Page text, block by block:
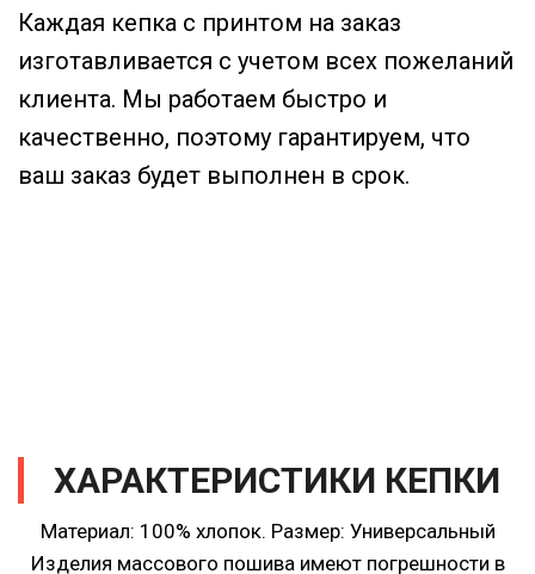
Каждая кепка с принтом на заказ
изготавливается с учетом всех пожеланий
клиента. Мы работаем быстро и
качественно, поэтому гарантируем, что
ваш заказ будет выполнен в срок.
ХАРАКТЕРИСТИКИ КЕПКИ
Материал: 100% хлопок. Размер: Универсальный
Изделия массового пошива имеют погрешности в